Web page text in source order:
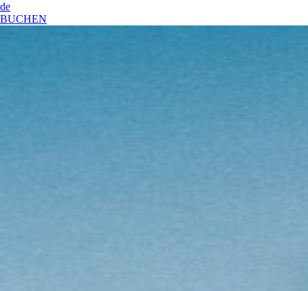
de
BUCHEN